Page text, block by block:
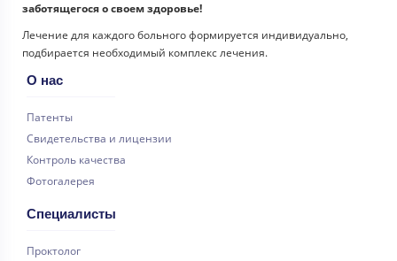
заботящегося о своем здоровье!
Лечение для каждого больного формируется индивидуально,
подбирается необходимый комплекс лечения.
О нас
Патенты
Свидетельства и лицензии
Контроль качества
Фотогалерея
Специалисты
Проктолог